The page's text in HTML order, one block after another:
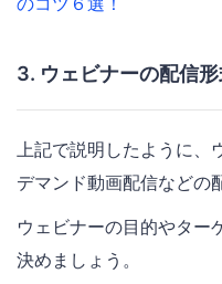
3. ウェビナーの配信
上記で説明したように
デマンド動画配信などの
ウェビナーの目的やター
決めましょう。